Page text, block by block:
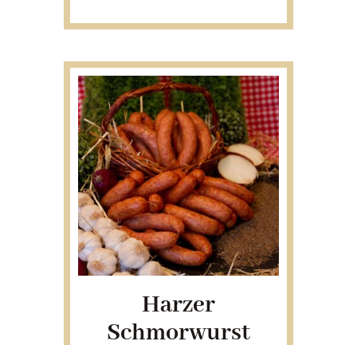
Harzer
Schmorwurst